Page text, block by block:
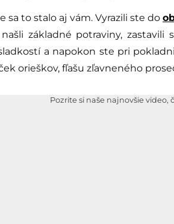
sa to stalo aj vám. Vyrazili ste do
základné potraviny, zastavili
a napokon ste pri
orieškov, fľašu zľavneného
Pozrite si naše najnovšie